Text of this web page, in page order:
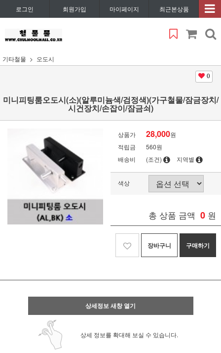
로그인 회원가입 마이페이지 최근본상품
기타철물 오도시
0
미니피팅룸오도시(소)(알루미늄색/검정색)(가구철물/잠금장치/
시건장치/손잡이/잠금쇠)
상품가 28,000원
적립금
560원
배송비
(조건) 지역별
색상
총 상품 금액 0 원
장바구니 구매하기
상세정보 새창 열기
상세 정보를 확대해 보실 수 있습니다.